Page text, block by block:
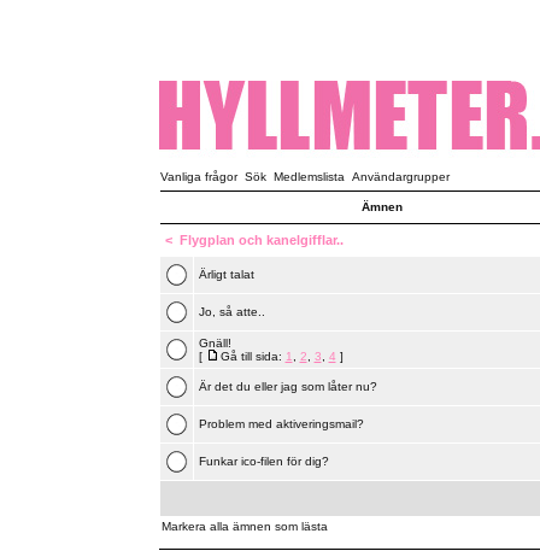
Vanliga frågor Sök Medlemslista Användargrupper
Ämnen
< Flygplan och kanelgifflar..
Ärligt talat
Jo, så atte..
Gnäll!
[
Gå till sida: 1 2 3 4 ]
Är det du eller jag som låter nu?
Problem med aktiveringsmail?
Funkar ico-filen för dig?
Markera alla ämnen som lästa